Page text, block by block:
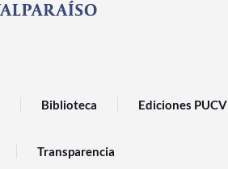
Biblioteca Ediciones PUCV
Transparencia